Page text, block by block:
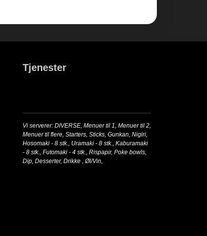
Tjenester
Vi serverer: DIVERSE, Menuer til 1, Menuer til 2,
Menuer til flere, Starters, Sticks, Gunkan, Nigiri,
Hosomaki - 8 stk., Uramaki - 8 stk., Kaburamaki
- 8 stk., Futomaki - 4 stk., Rispapir, Poke bowls,
Dip, Desserter, Drikke , Øl/Vin,